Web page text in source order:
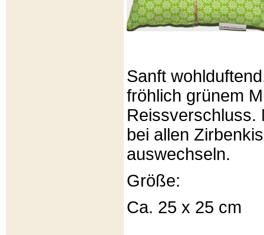
Sanft
fröhlich grünem
Reissverschluss.
bei allen
auswechseln.
Größe:
Ca. 25 x 25 cm